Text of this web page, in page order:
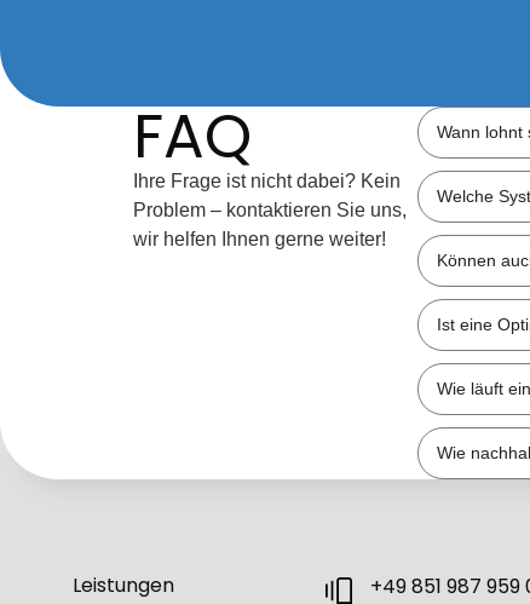
FAQ
Ihre Frage ist nicht dabei? Kein
Problem – kontaktieren Sie uns,
wir helfen Ihnen gerne weiter!
Wann lohnt
Welche
Können
Ist eine
Wie läuft
Wie
Leistungen +49 851 987 959